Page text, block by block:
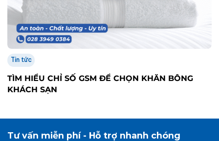
Tin tức
TÌM HIỂU CHỈ SỐ GSM ĐỂ CHỌN KHĂN BÔNG
KHÁCH SẠN
Tư vấn miễn phí - Hỗ trợ nhanh chóng